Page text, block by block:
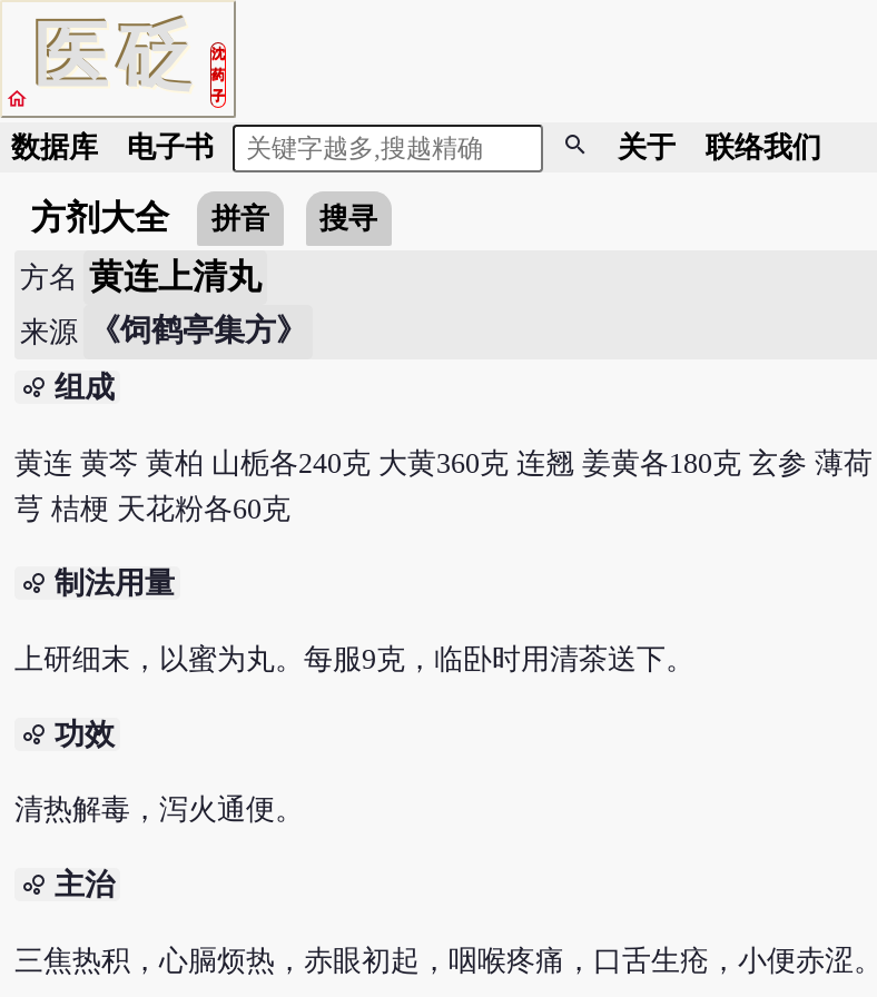
医砭
沈
药
子
home
数据库 电子书 search 关于 联络我们
方剂大全 拼音 搜寻
方名 黄连上清丸
来源 《饲鹤亭集方》
bubble_chart 组成
黄连 黄芩 黄柏 山栀各240克 大黄360克 连翘 姜黄各180克 玄参 薄
芎 桔梗 天花粉各60克
bubble_chart 制法用量
上研细末，以蜜为丸。每服9克，临卧时用清茶送下。
bubble_chart 功效
清热解毒，泻火通便。
bubble_chart 主治
三焦热积，心膈烦热，赤眼初起，咽喉疼痛，口舌生疮，小便赤涩。